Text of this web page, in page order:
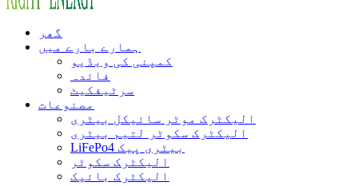
گھر
ہمارے بارے میں
کمپنی کی ویڈیو
فائدہ
سرٹیفکیٹ
مصنوعات
الیکٹرک موٹر سائیکل بیٹری
الیکٹرک سکوٹر لتیم بیٹری
LiFePo4 بیٹری پیک
الیکٹرک سکوٹر
الیکٹرک بائیک